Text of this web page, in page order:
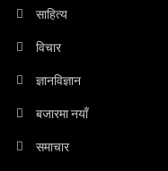
साहित्य
विचार
ज्ञानविज्ञान
बजारमा नयाँ
समाचार